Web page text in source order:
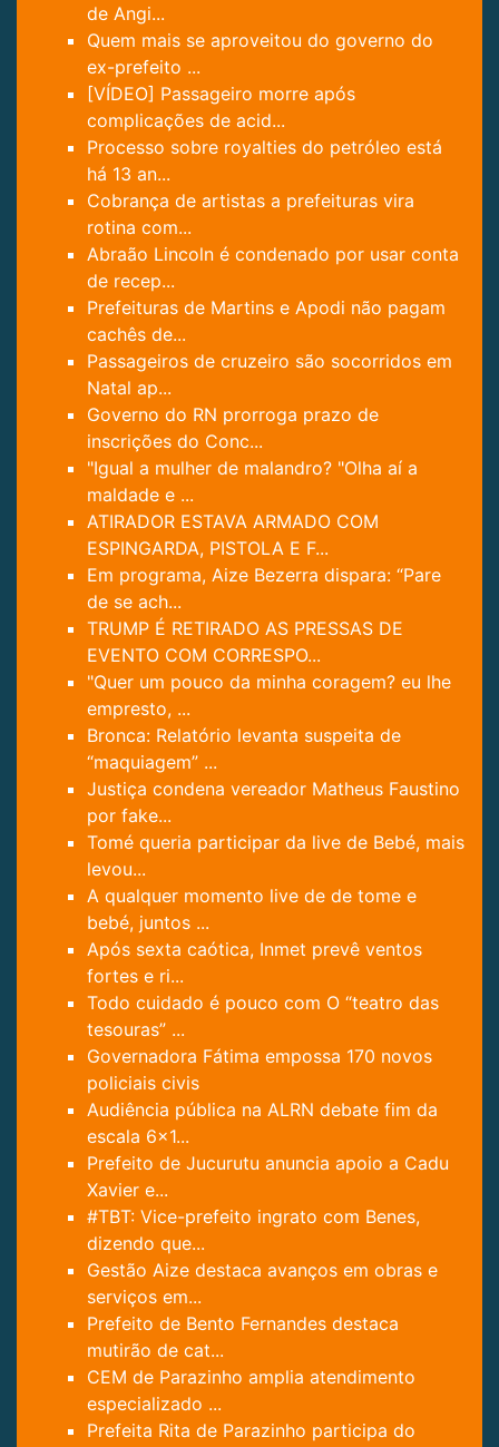
de Angi...
Quem mais se aproveitou do governo do
ex-prefeito ...
[VÍDEO] Passageiro morre após
complicações de acid...
Processo sobre royalties do petróleo está
há 13 an...
Cobrança de artistas a prefeituras vira
rotina com...
Abraão Lincoln é condenado por usar conta
de recep...
Prefeituras de Martins e Apodi não pagam
cachês de...
Passageiros de cruzeiro são socorridos em
Natal ap...
Governo do RN prorroga prazo de
inscrições do Conc...
"Igual a mulher de malandro? "Olha aí a
maldade e ...
ATIRADOR ESTAVA ARMADO COM
ESPINGARDA, PISTOLA E F...
Em programa, Aize Bezerra dispara: “Pare
de se ach...
TRUMP É RETIRADO AS PRESSAS DE
EVENTO COM CORRESPO...
"Quer um pouco da minha coragem? eu lhe
empresto, ...
Bronca: Relatório levanta suspeita de
“maquiagem” ...
Justiça condena vereador Matheus Faustino
por fake...
Tomé queria participar da live de Bebé, mais
levou...
A qualquer momento live de de tome e
bebé, juntos ...
Após sexta caótica, Inmet prevê ventos
fortes e ri...
Todo cuidado é pouco com O “teatro das
tesouras” ...
Governadora Fátima empossa 170 novos
policiais civis
Audiência pública na ALRN debate fim da
escala 6x1...
Prefeito de Jucurutu anuncia apoio a Cadu
Xavier e...
#TBT: Vice-prefeito ingrato com Benes,
dizendo que...
Gestão Aize destaca avanços em obras e
serviços em...
Prefeito de Bento Fernandes destaca
mutirão de cat...
CEM de Parazinho amplia atendimento
especializado ...
Prefeita Rita de Parazinho participa do